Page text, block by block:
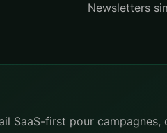
Newsletters
SaaS-first pour